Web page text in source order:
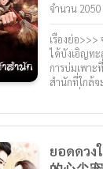
จำนวน
เรื่องย่อ>>> จางหยู ชายหนุ่มจากมนุษย์โลก
ได้บังเอิญท
การบ่มเพาะที่เกรียงไกร
สำนักที่ใกล้จะเจ๊งอ
รับสมัครลูกศิษย์ หลังจากลำบาก
รับสมัครลูก
เปิดใช้ความ
ยอดดวง